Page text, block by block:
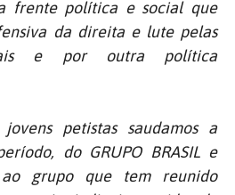
frente política e social que
da direita e lute pelas
e por outra política
petistas saudamos a
do GRUPO BRASIL e
ao grupo que tem reunido